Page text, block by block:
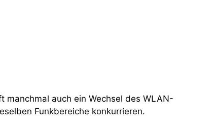
auch ein Wechsel des WLAN-
Funkbereiche konkurrieren.